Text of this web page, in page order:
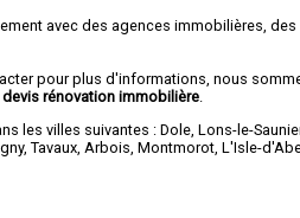
avec des agences immobilières, des
pour plus d'informations, nous
rénovation immobilière
les villes suivantes :Dole ,Lons-le-
,Tavaux Arbois ,Montmorot ,L'Isle-